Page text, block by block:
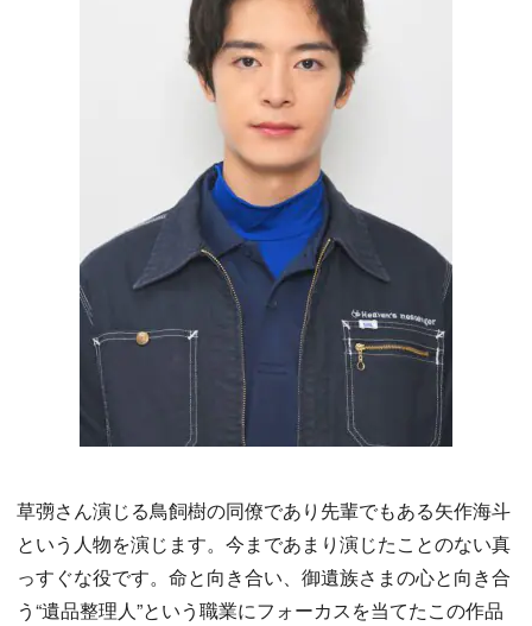
草彅さん演じる鳥飼樹の同僚であり先輩でもある矢作海斗
という人物を演じます。今まであまり演じたことのない真
っすぐな役です。命と向き合い、御遺族さまの心と向き合
う“遺品整理人”という職業にフォーカスを当てたこの作品